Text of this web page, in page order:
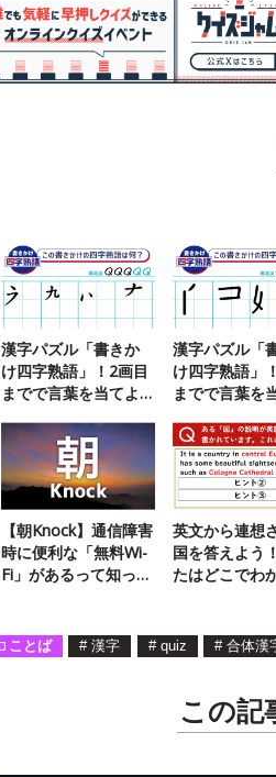
漢字パズル「書きか
け四字熟語」！2画目
までで言葉を当てよ
漢字パズル「
け四字熟語」
までで言葉を
【朝Knock】通信障害
時に便利な「無料Wi-
Fi」があるって知って
英文から連想
国を答えよう
たはどこでわ
ことば # 漢字 # quiz # 合体漢
この記